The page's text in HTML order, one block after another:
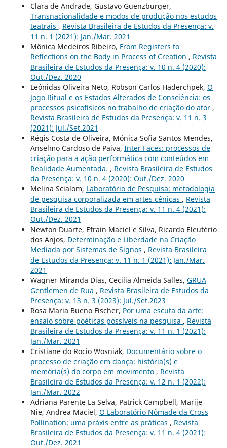
Clara de Andrade, Gustavo Guenzburger,
Transnacionalidade e modos de produção nos estudos
teatrais , Revista Brasileira de Estudos da Presença: v.
11 n. 1 (2021): Jan./Mar. 2021
Mônica Medeiros Ribeiro, From Registers to
Reflections on the Body in Process of Creation , Revista
Brasileira de Estudos da Presença: v. 10 n. 4 (2020):
Out./Dez. 2020
Leônidas Oliveira Neto, Robson Carlos Haderchpek, O
Jogo Ritual e os Estados Alterados de Consciência: os
processos psicofísicos no trabalho de criação do ator ,
Revista Brasileira de Estudos da Presença: v. 11 n. 3
(2021): Jul./Set.2021
Régis Costa de Oliveira, Mónica Sofia Santos Mendes,
Anselmo Cardoso de Paiva, Inter Faces: processos de
criação para a ação performática com conteúdos em
Realidade Aumentada. , Revista Brasileira de Estudos
da Presença: v. 10 n. 4 (2020): Out./Dez. 2020
Melina Scialom, Laboratório de Pesquisa: metodologia
de pesquisa corporalizada em artes cênicas , Revista
Brasileira de Estudos da Presença: v. 11 n. 4 (2021):
Out./Dez. 2021
Newton Duarte, Efrain Maciel e Silva, Ricardo Eleutério
dos Anjos, Determinação e Liberdade na Criação
Mediada por Sistemas de Signos , Revista Brasileira
de Estudos da Presença: v. 11 n. 1 (2021): Jan./Mar.
2021
Wagner Miranda Dias, Cecilia Almeida Salles, GRUA
Gentlemen de Rua , Revista Brasileira de Estudos da
Presença: v. 13 n. 3 (2023): Jul./Set.2023
Rosa Maria Bueno Fischer, Por uma escuta da arte:
ensaio sobre poéticas possíveis na pesquisa , Revista
Brasileira de Estudos da Presença: v. 11 n. 1 (2021):
Jan./Mar. 2021
Cristiane do Rocio Wosniak, Documentário sobre o
processo de criação em dança: história(s) e
memória(s) do corpo em movimento , Revista
Brasileira de Estudos da Presença: v. 12 n. 1 (2022):
Jan./Mar. 2022
Adriana Parente La Selva, Patrick Campbell, Marije
Nie, Andrea Maciel, O Laboratório Nômade da Cross
Pollination: uma práxis entre as práticas , Revista
Brasileira de Estudos da Presença: v. 11 n. 4 (2021):
Out./Dez. 2021